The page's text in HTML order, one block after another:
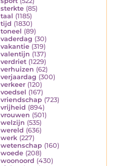
sterkte (85)
taal (1185)
tijd (1830)
toneel (89)
vaderdag (30)
vakantie (319)
valentijn (137)
verdriet (1229)
verhuizen (62)
verjaardag (300)
verkeer (120)
voedsel (167)
vriendschap (723)
vrijheid (894)
vrouwen (501)
welzijn (535)
wereld (636)
werk (227)
wetenschap (160)
woede (208)
woonoord (430)